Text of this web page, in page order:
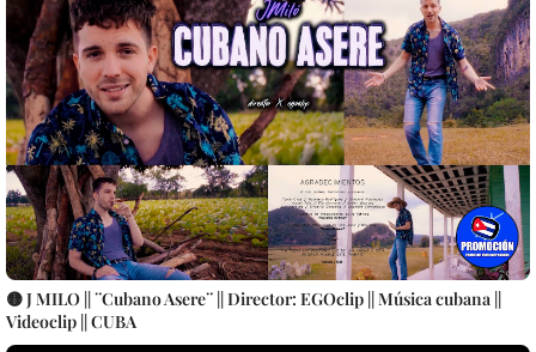
🟡 J MILO || ¨Cubano Asere¨ || Director: EGOclip || Música cubana ||
Videoclip || CUBA